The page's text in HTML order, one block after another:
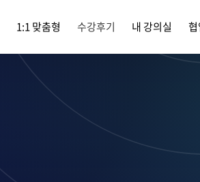
1:1 맞춤형 수강후기 내 강의실